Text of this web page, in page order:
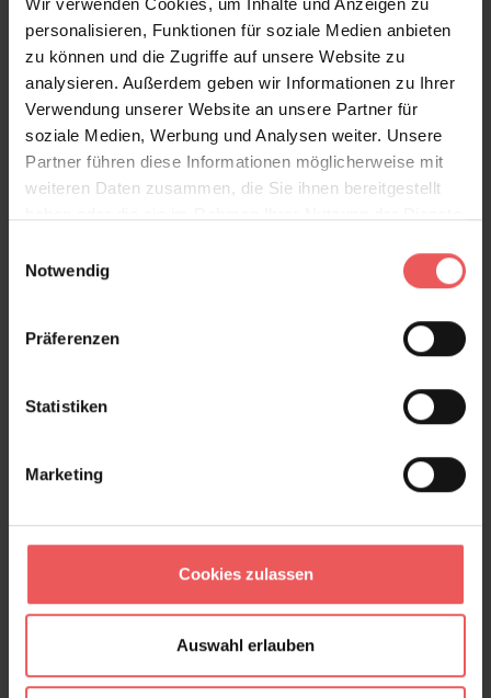
Wir verwenden Cookies, um Inhalte und Anzeigen zu
personalisieren, Funktionen für soziale Medien anbieten
zu können und die Zugriffe auf unsere Website zu
analysieren. Außerdem geben wir Informationen zu Ihrer
Verwendung unserer Website an unsere Partner für
soziale Medien, Werbung und Analysen weiter. Unsere
Partner führen diese Informationen möglicherweise mit
weiteren Daten zusammen, die Sie ihnen bereitgestellt
Notwendig
Präferenzen
Statistiken
Marketing
Cookies zulassen
Auswahl erlauben
Alba, green